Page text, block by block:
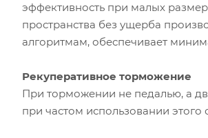
эффективность при малых
пространства без ущерба
алгоритмам, обеспечивает
Рекуперативное торможение
При торможении не педалью, а
при частом использовании